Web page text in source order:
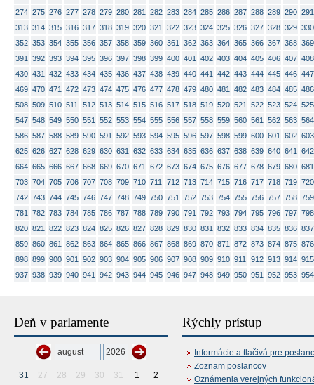
274 275 276 277 278 279 280 281 282 283 284 285 286 287 288 289 290 291
313 314 315 316 317 318 319 320 321 322 323 324 325 326 327 328 329 330
352 353 354 355 356 357 358 359 360 361 362 363 364 365 366 367 368 369
391
392 393 394 395 396 397 398 399 400 401 402 403 404 405 406 407 408
430 431 432 433 434 435 436 437 438 439 440 441 442 443 444 445 446 447
469 470 471 472 473 474 475 476 477 478 479 480 481 482 483 484 485 486
508 509 510 511 512 513 514 515 516 517 518 519 520 521 522 523 524 525
547 548 549 550 551 552 553 554 555 556 557 558 559 560 561 562 563 564
586 587 588 589 590 591 592 593 594 595 596 597 598 599 600 601 602 603
625 626 627 628 629 630 631 632 633 634 635 636 637 638 639 640 641
642
664 665 666 667 668 669 670 671 672 673 674 675 676 677 678 679 680 681
703 704 705 706 707 708 709 710 711 712 713 714 715 716 717 718 719 720
742 743 744 745 746 747 748 749 750 751 752 753 754 755 756 757 758 759
781
782 783 784 785 786 787 788 789 790 791 792 793 794 795 796 797 798
820 821 822 823 824 825 826 827 828 829 830 831 832 833 834 835 836 837
859 860 861 862 863 864 865 866 867 868 869 870 871 872 873 874 875 876
898 899 900 901 902 903 904 905 906 907 908 909 910 911 912 913 914 915
937 938 939 940 941 942 943 944 945 946 947 948 949 950 951 952 953 954
Deň v parlamente
31 27 28 29 30 31 1
2
Rýchly prístup
Informácie a tlačivá pre
Zoznam poslancov
Oznámenia verejných